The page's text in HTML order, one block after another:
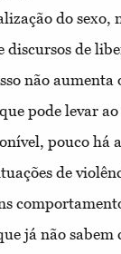
do sexo,
discursos de
não aumenta
pode levar
pouco há
de
já não sabem